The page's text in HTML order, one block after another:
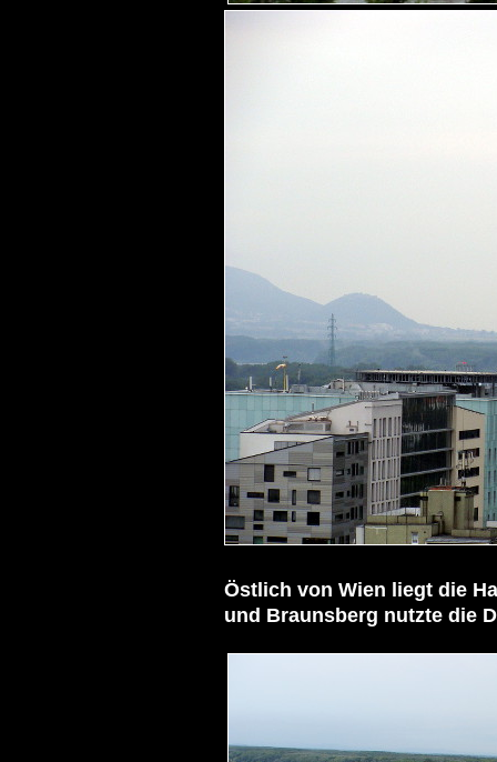
Östlich von Wien liegt die
und Braunsberg nutzte die